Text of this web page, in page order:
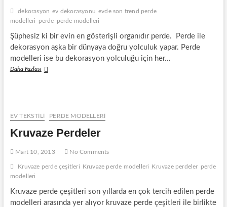
dekorasyon ev dekorasyonu evde son trend perde
modelleri
perde perde modelleri
Şüphesiz ki bir evin en gösterişli organıdır perde. Perde ile
dekorasyon aşka bir dünyaya doğru yolculuk yapar. Perde
modelleri ise bu dekorasyon yolculuğu için her…
Daha FazlasıPerde
EV TEKSTİLİ PERDE MODELLERI
Kruvaze Perdeler
Mart 10, 2013 No Comments
Kruvaze perde çeşitleri Kruvaze perde modelleri Kruvaze perdeler perde
modelleri
Kruvaze perde çeşitleri son yıllarda en çok tercih edilen perde
modelleri arasında yer alıyor kruvaze perde çeşitleri ile birlikte